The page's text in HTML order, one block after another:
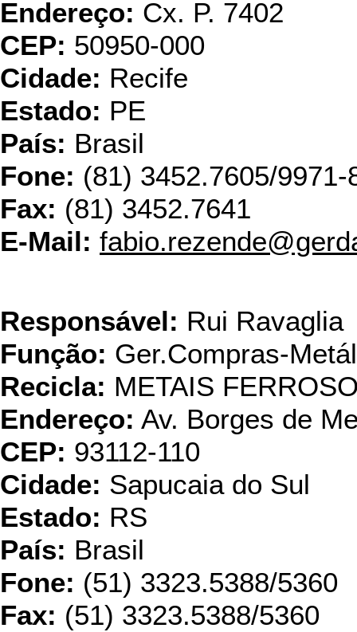
Endereço: Cx. P. 7402
CEP: 50950-000
Cidade: Recife
Estado: PE
País: Brasil
Fone: (81) 3452.7605/9971-
Fax: (81) 3452.7641
E-Mail:
Responsável: Rui Ravaglia
Função: Ger.Compras-
Recicla: METAIS
Endereço: Av. Borges de
CEP: 93112-110
Cidade: Sapucaia do Sul
Estado: RS
País: Brasil
Fone: (51) 3323.5388/5360
Fax: (51) 3323.5388/5360